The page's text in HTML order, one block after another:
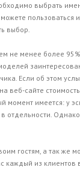
выбрать
пользоваться
выбор.
не менее более
Если об этом
веб-сайте
момент имеется: у
отдельности.
гостям, а так же
каждый из клиентов